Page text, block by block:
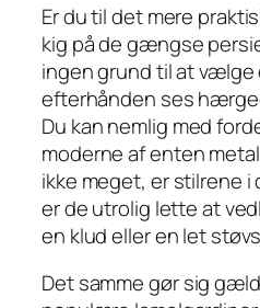
Er du til det mere
kig på de gængse
ingen grund til at vælge
efterhånden ses
Du kan nemlig med
moderne af enten
ikke meget, er stilrene
er de utrolig lette at
en klud eller en let
Det samme gør sig